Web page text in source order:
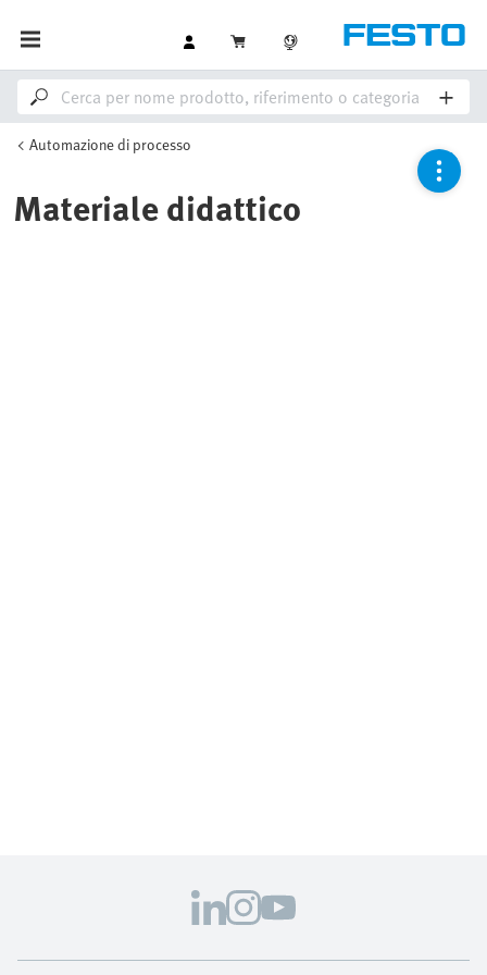
Automazione di processo
Materiale didattico